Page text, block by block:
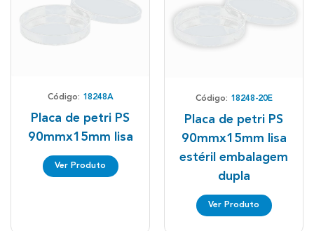
Código: 18248A
Placa de petri PS
90mmx15mm lisa
Ver Produto
Código: 18248-20E
Placa de petri PS
90mmx15mm lisa
estéril embalagem
dupla
Ver Produto